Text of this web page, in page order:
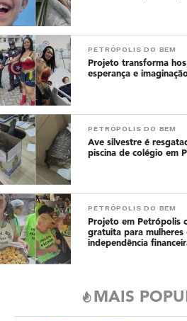
PETRÓPOLIS DO BEM
Projeto transforma
esperança e
PETRÓPOLIS DO BEM
Ave silvestre é
piscina de colégio em
PETRÓPOLIS DO BEM
Projeto em Petrópolis
gratuita para mulheres
independência
MAIS